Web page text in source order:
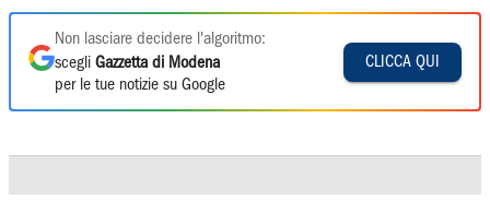
Non lasciare decidere l'algoritmo:
scegli Gazzetta di Modena
per le tue notizie su Google
CLICCA QUI